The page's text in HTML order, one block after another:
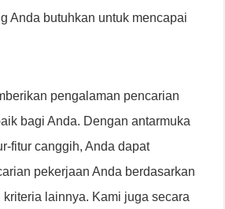
Anda butuhkan untuk mencapai
pengalaman pencarian
bagi Anda. Dengan antarmuka
fitur canggih, Anda dapat
pekerjaan Anda berdasarkan
kriteria lainnya. Kami juga secara